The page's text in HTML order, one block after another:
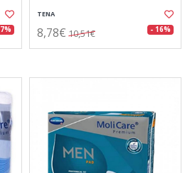
TENA
8,78€ 10,51€ - 16%